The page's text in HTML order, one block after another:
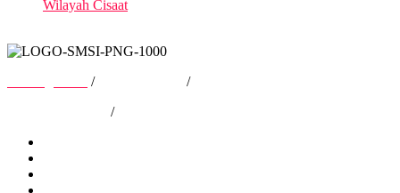
Wilayah Cisaat
/
/
/